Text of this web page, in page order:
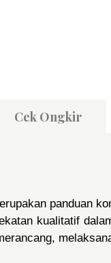
Cek Ongkir
panduan
kualitatif